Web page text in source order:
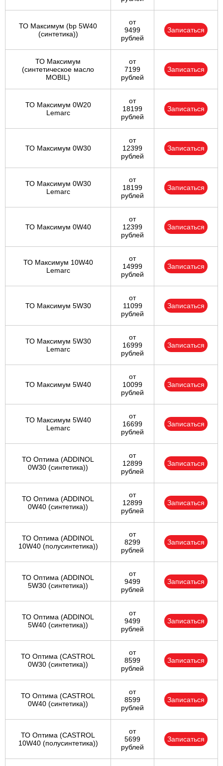
ТО Максимум (bp 5W40
(синтетика))
от
9499
рублей
Записаться
ТО Максимум
(cинтетическое масло
MOBIL)
от
7199
рублей
Записаться
ТО Максимум 0W20
Lemarc
от
18199
рублей
Записаться
ТО Максимум 0W30
от
12399
рублей
Записаться
ТО Максимум 0W30
Lemarc
от
18199
рублей
Записаться
ТО Максимум 0W40
от
12399
рублей
Записаться
ТО Максимум 10W40
Lemarc
от
14999
рублей
Записаться
ТО Максимум 5W30
от
11099
рублей
Записаться
ТО Максимум 5W30
Lemarc
от
16999
рублей
Записаться
ТО Максимум 5W40
от
10099
рублей
Записаться
ТО Максимум 5W40
Lemarc
от
16699
рублей
Записаться
ТО Оптима (ADDINOL
0W30 (синтетика))
от
12899
рублей
Записаться
ТО Оптима (ADDINOL
0W40 (синтетика))
от
12899
рублей
Записаться
ТО Оптима (ADDINOL
10W40 (полусинтетика))
от
8299
рублей
Записаться
ТО Оптима (ADDINOL
5W30 (синтетика))
от
9499
рублей
Записаться
ТО Оптима (ADDINOL
5W40 (синтетика))
от
9499
рублей
Записаться
ТО Оптима (CASTROL
0W30 (синтетика))
от
8599
рублей
Записаться
ТО Оптима (CASTROL
0W40 (синтетика))
от
8599
рублей
Записаться
ТО Оптима (CASTROL
10W40 (полусинтетика))
от
5699
рублей
Записаться